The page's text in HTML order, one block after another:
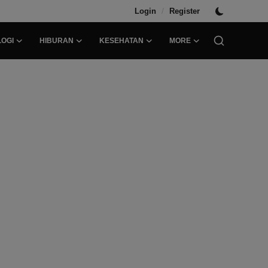
Login / Register
HIBURAN KESEHATAN MORE